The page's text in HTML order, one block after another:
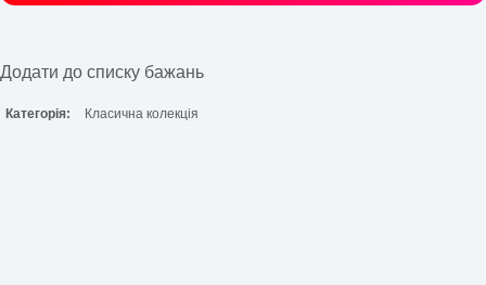
Додати до списку бажань
Категорія: Класична колекція